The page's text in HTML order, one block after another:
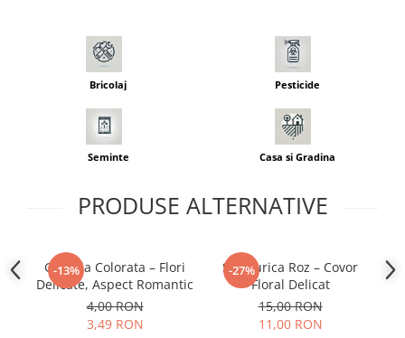
Seminte pentru germinare
Seminte trifoi
Insecticid
Tratamente repaus vegetativ
Ingrasaminte plante
Bricolaj Pesticide
Seminte Casa si Gradina
PRODUSE ALTERNATIVE
-13%
Godetia Colorata – Flori
Delicate, Aspect Romantic
4,00 RON
3,49 RON
-27%
Saraturica Roz – Covor
Floral Delicat
15,00 RON
11,00 RON